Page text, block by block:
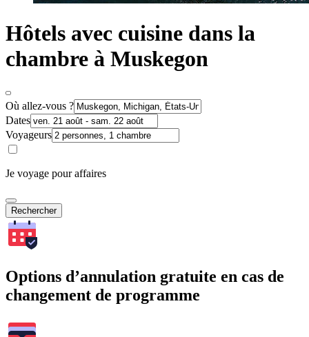
Hôtels avec cuisine dans la
chambre à Muskegon
Où allez-vous ?
Dates
Voyageurs
Je voyage pour affaires
Rechercher
Options d’annulation gratuite en cas de
changement de programme